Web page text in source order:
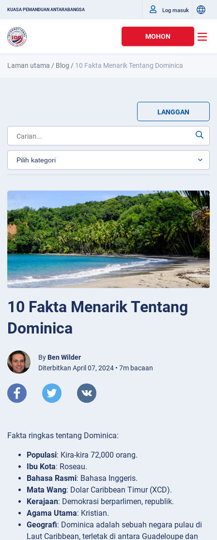
KUASA PEMANDUAN ANTARABANGSA Log masuk
MOHON
Laman utama / Blog / 10 Fakta Menarik Tentang Dominica
LANGGAN
10 Fakta Menarik Tentang
Dominica
By Ben Wilder
Diterbitkan April 07, 2024 • 7m bacaan
Fakta ringkas tentang Dominica:
Populasi: Kira-kira 72,000 orang.
Ibu Kota: Roseau.
Bahasa Rasmi: Bahasa Inggeris.
Mata Wang: Dolar Caribbean Timur (XCD).
Kerajaan: Demokrasi berparlimen, republik.
Agama Utama: Kristian.
Geografi: Dominica adalah sebuah negara pulau di
Laut Caribbean, terletak di antara Guadeloupe dan